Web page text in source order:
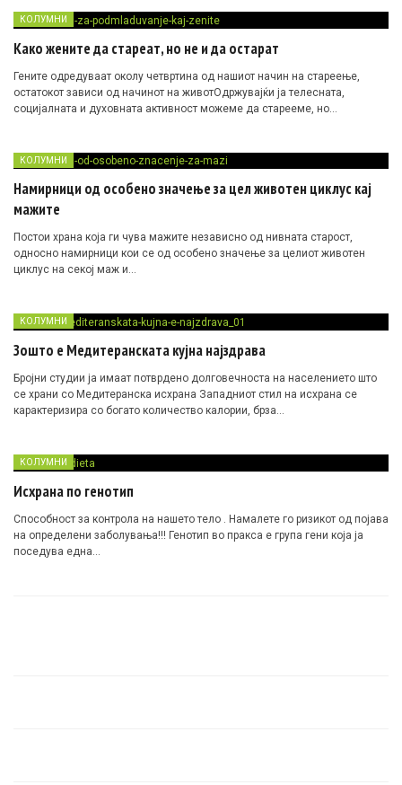
КОЛУМНИ
Како жените да стареат, но не и да остарат
Гените одредуваат околу четвртина од нашиот начин на стареење,
остатокот зависи од начинот на животОдржувајќи ја телесната,
социјалната и духовната активност можеме да старееме, но…
КОЛУМНИ
Намирници од особено значење за цел животен циклус кај
мажите
Постои храна која ги чува мажите независно од нивната старост,
односно намирници кои се од особено значење за целиот животен
циклус на секој маж и…
КОЛУМНИ
Зошто е Медитеранската кујна најздрава
Бројни студии ја имаат потврдено долговечноста на населението што
се храни со Медитеранска исхрана Западниот стил на исхрана се
карактеризира со богато количество калории, брза…
КОЛУМНИ
Исхрана по генотип
Способност за контрола на нашето тело . Намалете го ризикот од појава
на определени заболувања!!! Генотип во пракса е група гени која ја
поседува една…